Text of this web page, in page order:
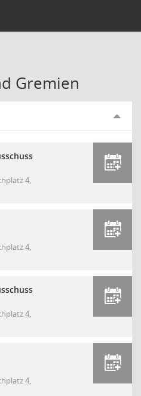
Gremien
4,
4,
4,
4,